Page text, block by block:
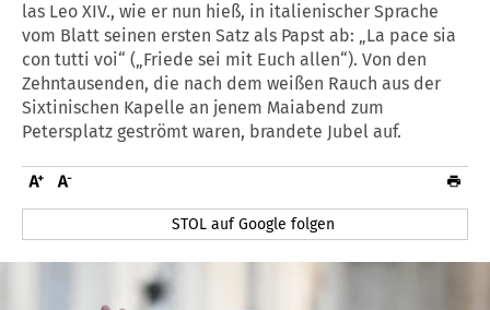
las Leo XIV., wie er nun hieß, in italienischer Sprache
vom Blatt seinen ersten Satz als Papst ab: „La pace sia
con tutti voi“ („Friede sei mit Euch allen“). Von den
Zehntausenden, die nach dem weißen Rauch aus der
Sixtinischen Kapelle an jenem Maiabend zum
Petersplatz geströmt waren, brandete Jubel auf.
STOL auf Google folgen